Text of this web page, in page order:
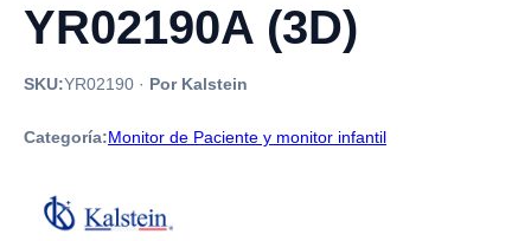
YR02190A (3D)
SKU:YR02190 · Por Kalstein
Categoría:Monitor de Paciente y monitor infantil